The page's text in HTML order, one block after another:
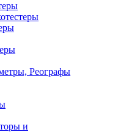
Реографы
и